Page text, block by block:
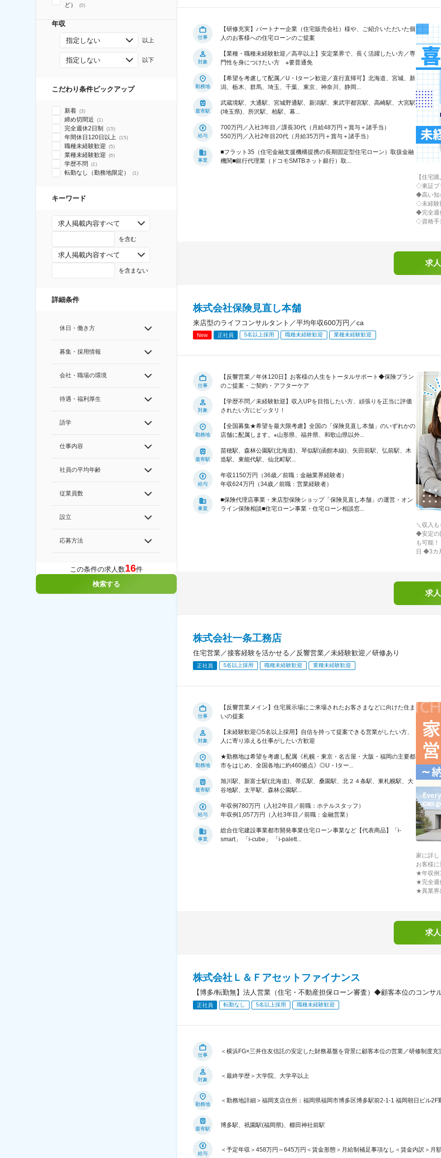
ど）
(0)
年収
指定しない 以上
指定しない 以下
こだわり条件ピックアップ
新着 (3)
締め切間近 (1)
完全週休2日制 (15)
年間休日120日以上 (15)
職種未経験歓迎 (5)
業種未経験歓迎 (6)
学歴不問 (1)
転勤なし（勤務地限定） (1)
キーワード
求人掲載内容すべて
を含む
求人掲載内容すべて
を含まない
詳細条件
休日・働き方
募集・採用情報
会社・職場の環境
待遇・福利厚生
語学
仕事内容
社員の平均年齢
従業員数
設立
応募方法
この条件の求人数16件
検索する
仕事
【研修充実】パートナー企業（住宅販売会社）様や、ご紹介いただいた個
人のお客様への住宅ローンのご提案
対象
【業種・職種未経験歓迎／高卒以上】安定業界で、長く活躍したい方／専
門性を身につけたい方 ※要普通免
勤務地
【希望を考慮して配属／U・Iターン歓迎／直行直帰可】北海道、宮城、新
潟、栃木、群馬、埼玉、千葉、東京、神奈川、静岡...
最寄駅
武蔵境駅、大通駅、宮城野通駅、新潟駅、東武宇都宮駅、高崎駅、大宮駅
(埼玉県)、所沢駅、柏駅、幕...
給与
700万円／入社3年目／課長30代（月給48万円＋賞与＋諸手当）
550万円／入社2年目20代（月給35万円＋賞与＋諸手当）
事業
■フラット35（住宅金融支援機構提携の長期固定型住宅ローン）取扱金融
機関■銀行代理業（ドコモSMTBネット銀行）取...
【住宅
◇東証プ
◆高い知
◇未経験
◆完全週
◇資格手
求
株式会社保険見直し本舗
来店型のライフコンサルタント／平均年収600万円／ca
New 正社員 5名以上採用 職種未経験歓迎 業種未経験歓迎
仕事
【反響営業／年休120日】お客様の人生をトータルサポート◆保険プラン
のご提案・ご契約・アフターケア
対象
【学歴不問／未経験歓迎】収入UPを目指したい方、頑張りを正当に評価
されたい方にピッタリ！
勤務地
【全国募集★希望を最大限考慮】全国の「保険見直し本舗」のいずれかの
店舗に配属します。※山形県、福井県、和歌山県以外...
最寄駅
苗穂駅、森林公園駅(北海道)、琴似駅(函館本線)、矢田前駅、弘前駅、木
造駅、東能代駅、仙北町駅...
給与
年収1150万円（36歳／前職：金融業界経験者）
年収624万円（34歳／前職：営業経験者）
事業
■保険代理店事業・来店型保険ショップ「保険見直し本舗」の運営・オン
ライン保険相談■住宅ローン事業・住宅ローン相談窓...
＼収入
◆安定の
も可能
日 ◆3カ
求
株式会社一条工務店
住宅営業／接客経験を活かせる／反響営業／未経験歓迎／研修あり
正社員 5名以上採用 職種未経験歓迎 業種未経験歓迎
仕事
【反響営業メイン】住宅展示場にご来場されたお客さまなどに向けた住ま
いの提案
対象
【未経験歓迎◎5名以上採用】自信を持って提案できる営業がしたい方、
人に寄り添える仕事がしたい方歓迎
勤務地
★勤務地は希望を考慮し配属《札幌・東京・名古屋・大阪・福岡の主要都
市をはじめ、全国各地に約460拠点》◎U・Iター...
最寄駅
旭川駅、新富士駅(北海道)、帯広駅、桑園駅、北２４条駅、東札幌駅、大
谷地駅、太平駅、森林公園駅...
給与
年収例780万円（入社2年目／前職：ホテルスタッフ）
年収例1,057万円（入社3年目／前職：金融営業）
事業
総合住宅建設事業都市開発事業住宅ローン事業など【代表商品】「i-
smart」 「i-cube」 「i-palett...
家に詳し
お客様
★年収例
★完全週
★異業界
求
株式会社Ｌ＆Ｆアセットファイナンス
【博多/転勤無】法人営業（住宅・不動産担保ローン審査）◆顧客本位のコン
正社員 転勤なし 5名以上採用 職種未経験歓迎
仕事
＜横浜FG×三井住友信託の安定した財務基盤を背景に顧客本位の営業／研修制度
対象
＜最終学歴＞大学院、大学卒以上
勤務地
＜勤務地詳細＞福岡支店住所：福岡県福岡市博多区博多駅前2-1-1 福岡朝日ビル
最寄駅
博多駅、祇園駅(福岡県)、櫛田神社前駅
給与
＜予定年収＞458万円～645万円＜賃金形態＞月給制補足事項なし＜賃金内訳＞月